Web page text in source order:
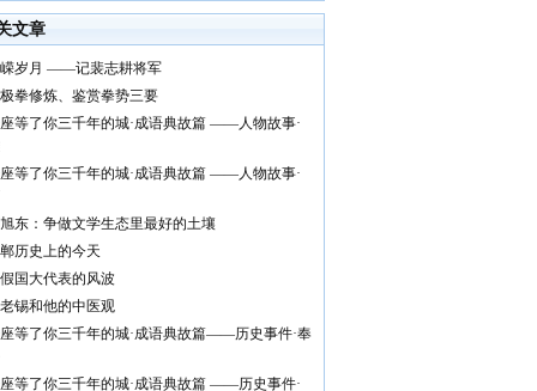
文章
岁月 ——记裴志耕将军
拳修炼、鉴赏拳势三要
等了你三千年的城·成语典故篇 ——人物故事·
等了你三千年的城·成语典故篇 ——人物故事·
东：争做文学生态里最好的土壤
历史上的今天
国大代表的风波
锡和他的中医观
等了你三千年的城·成语典故篇——历史事件·奉
等了你三千年的城·成语典故篇 ——历史事件·